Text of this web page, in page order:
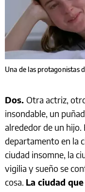
Una de las protagonistas
Dos. Otra actriz,
insondable, un
alrededor de un hijo.
departamento en la
ciudad insomne, la
vigilia y sueño se
cosa. La ciudad